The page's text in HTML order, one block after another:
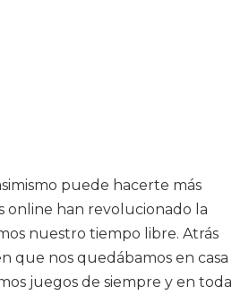
puede hacerte más
online han revolucionado la
nuestro tiempo libre. Atrás
que nos quedábamos en casa
juegos de siempre y en toda